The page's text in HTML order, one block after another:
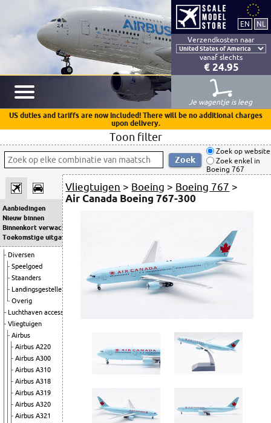
Verzendkosten naar
vanaf slechts
€ 24.95
Je wagentje is leeg
US duties and tariffs are now included! There will be no additional charges
upon delivery.
Toon filter
Zoek op website
Zoek enkel in
Boeing 767
Aanbiedingen
Nieuw binnen
Binnenkort verwacht
Toekomstige uitgaven
Diversen
Speelgoed
Staanders
Landingsgestellen
Overig
Luchthaven accessoires
Vliegtuigen
Airbus
Airbus A220
Airbus A300
Airbus A310
Airbus A318
Airbus A319
Airbus A320
Airbus A321
Vliegtuigen > Boeing > Boeing 767 >
Air Canada Boeing 767-300